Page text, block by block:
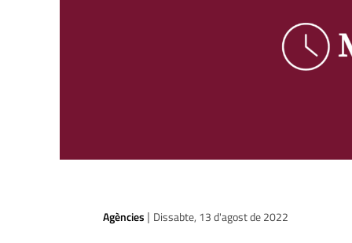
Agències | Dissabte, 13 d'agost de 2022